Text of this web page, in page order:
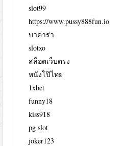
slot99
https://www.pussy888fun.io
บาคาร่า
slotxo
สล็อตเว็บตรง
หนังโป๊ไทย
1xbet
funny18
kiss918
pg slot
joker123